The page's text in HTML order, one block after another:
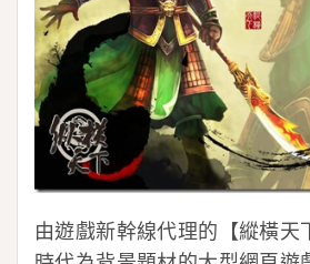
由遊戲新幹線代理的【縱橫天